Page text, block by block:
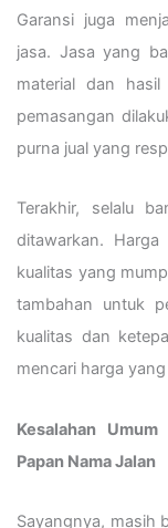
Garansi juga
jasa. Jasa yang
material dan hasil
pemasangan
purna jual yang
Terakhir, selalu
ditawarkan.
kualitas yang
tambahan untuk
kualitas dan
mencari harga
Kesalahan
Papan Nama Jalan
Sayangnya, masih